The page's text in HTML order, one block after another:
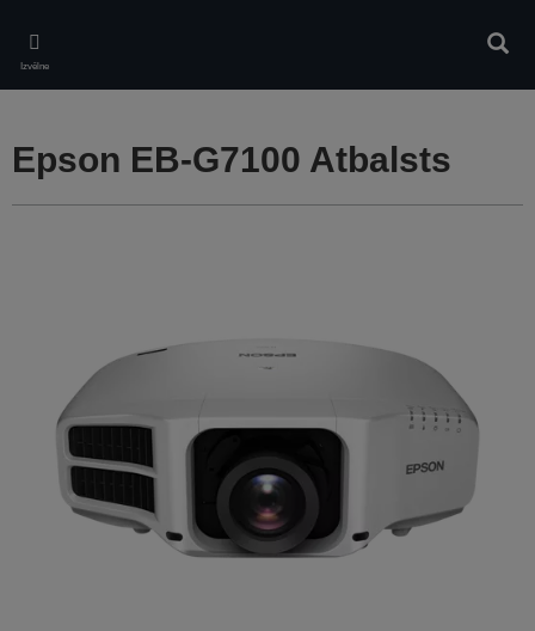
main
content
Izvēlne
Epson EB-G7100 Atbalsts